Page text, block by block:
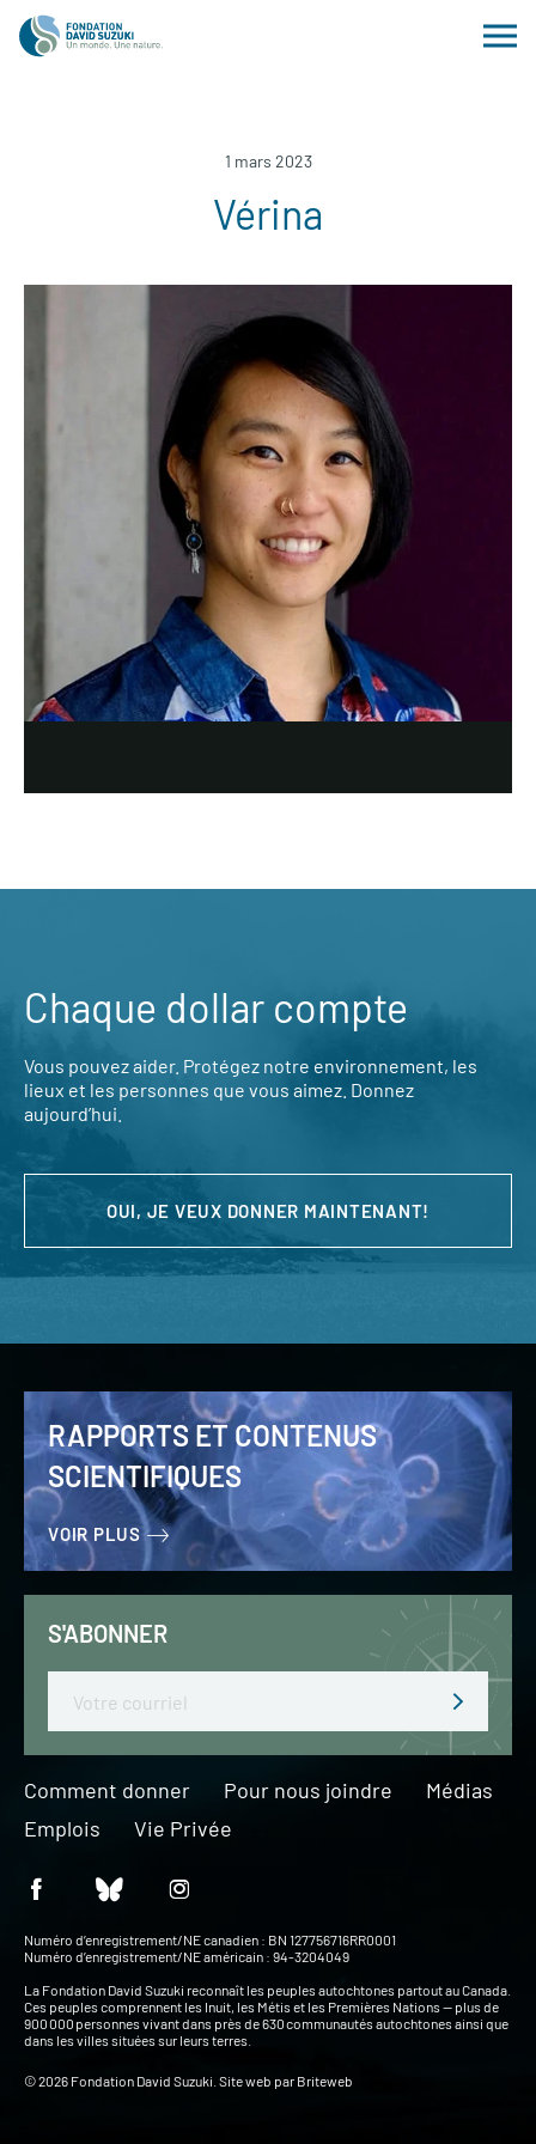
1 mars 2023
Vérina
Chaque dollar compte
Vous pouvez aider. Protégez notre environnement, les
lieux et les personnes que vous aimez. Donnez
aujourd’hui.
OUI, JE VEUX DONNER MAINTENANT!
RAPPORTS ET CONTENUS
SCIENTIFIQUES
VOIR PLUS
S'ABONNER
Comment donner Pour nous joindre
Médias
Emplois
Vie Privée
Numéro d’enregistrement/NE canadien : BN 127756716RR0001
Numéro d’enregistrement/NE américain : 94-3204049
La Fondation David Suzuki reconnaît les peuples autochtones partout au Canada.
Ces peuples comprennent les Inuit, les Métis et les Premières Nations — plus de
900 000 personnes vivant dans près de 630 communautés autochtones ainsi que
dans les villes situées sur leurs terres.
© 2026 Fondation David Suzuki. Site web par Briteweb